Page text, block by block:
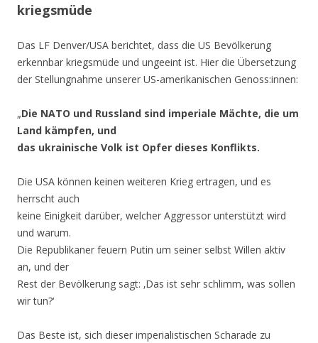
kriegsmüde
Das LF Denver/USA berichtet, dass die US Bevölkerung
erkennbar kriegsmüde und ungeeint ist. Hier die Übersetzung
der Stellungnahme unserer US-amerikanischen Genoss:innen:
„Die NATO und Russland sind imperiale Mächte, die um
Land kämpfen, und
das ukrainische Volk ist Opfer dieses Konflikts.
Die USA können keinen weiteren Krieg ertragen, und es
herrscht auch
keine Einigkeit darüber, welcher Aggressor unterstützt wird
und warum.
Die Republikaner feuern Putin um seiner selbst Willen aktiv
an, und der
Rest der Bevölkerung sagt: ‚Das ist sehr schlimm, was sollen
wir tun?‘
Das Beste ist, sich dieser imperialistischen Scharade zu